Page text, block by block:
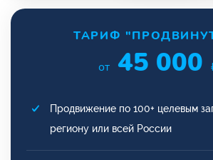
ТАРИФ
от 45 000
Продвижение по 100+ целевым
региону или всей России